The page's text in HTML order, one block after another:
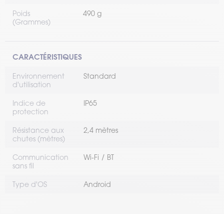
Poids
(Grammes)
490 g
CARACTÉRISTIQUES
Environnement
d'utilisation
Standard
Indice de
protection
IP65
Résistance aux
chutes (mètres)
2,4 mètres
Communication
sans fil
Wi-Fi BT
Type d'OS Android